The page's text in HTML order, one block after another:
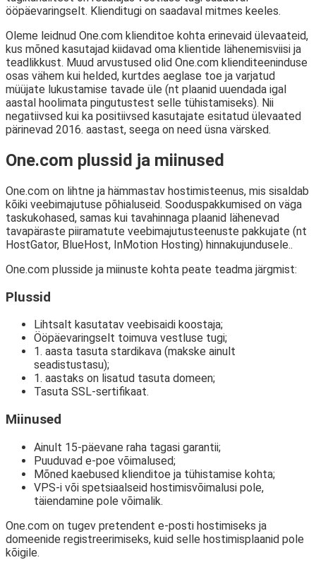
ööpäevaringselt. Klienditugi on saadaval mitmes keeles.
Oleme leidnud One.com klienditoe kohta erinevaid ülevaateid,
kus mõned kasutajad kiidavad oma klientide lähenemisviisi ja
teadlikkust. Muud arvustused olid One.com klienditeeninduse
osas vähem kui helded, kurtdes aeglase toe ja varjatud
müüjate lukustamise tavade üle (nt plaanid uuendada igal
aastal hoolimata pingutustest selle tühistamiseks). Nii
negatiivsed kui ka positiivsed kasutajate esitatud ülevaated
pärinevad 2016. aastast, seega on need üsna värsked.
One.com plussid ja miinused
One.com on lihtne ja hämmastav hostimisteenus, mis sisaldab
kõiki veebimajutuse põhialuseid. Sooduspakkumised on väga
taskukohased, samas kui tavahinnaga plaanid lähenevad
tavapäraste piiramatute veebimajutusteenuste pakkujate (nt
HostGator, BlueHost, InMotion Hosting) hinnakujundusele..
One.com plusside ja miinuste kohta peate teadma järgmist:
Plussid
Lihtsalt kasutatav veebisaidi koostaja;
Ööpäevaringselt toimuva vestluse tugi;
1. aasta tasuta stardikava (makske ainult
seadistustasu);
1. aastaks on lisatud tasuta domeen;
Tasuta SSL-sertifikaat.
Miinused
Ainult 15-päevane raha tagasi garantii;
Puuduvad e-poe võimalused;
Mõned kaebused klienditoe ja tühistamise kohta;
VPS-i või spetsiaalseid hostimisvõimalusi pole,
täiendamine pole võimalik.
One.com on tugev pretendent e-posti hostimiseks ja
domeenide registreerimiseks, kuid selle hostimisplaanid pole
kõigile.